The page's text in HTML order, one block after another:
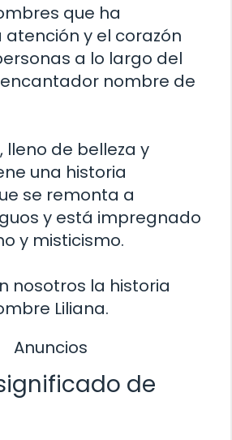
que ha
y el corazón
a lo largo del
nombre de
lleno de belleza y
una historia
se remonta a
y está impregnado
y misticismo.
nosotros la historia
Liliana.
Anuncios
de